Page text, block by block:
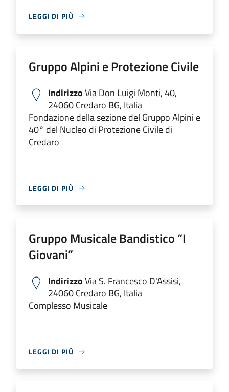
LEGGI DI PIÙ
Gruppo Alpini e Protezione Civile
IndirizzoVia Don Luigi Monti, 40,
24060 Credaro BG, Italia
Fondazione della sezione del Gruppo Alpini e
40° del Nucleo di Protezione Civile di
Credaro
LEGGI DI PIÙ
Gruppo Musicale Bandistico “I
Giovani”
IndirizzoVia S. Francesco D'Assisi,
24060 Credaro BG, Italia
Complesso Musicale
LEGGI DI PIÙ